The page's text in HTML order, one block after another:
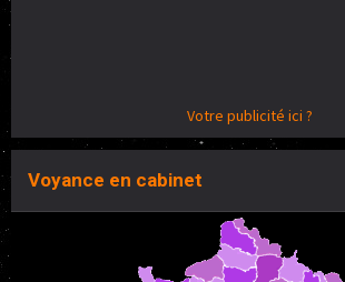
Votre publicité ici ?
Voyance en cabinet